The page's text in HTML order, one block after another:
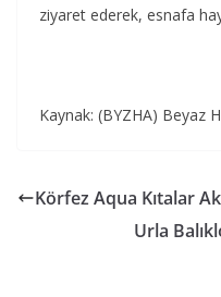
ziyaret ederek, esnafa
Kaynak: (BYZHA) Beyaz
Körfez Aqua Kıtalar
Urla